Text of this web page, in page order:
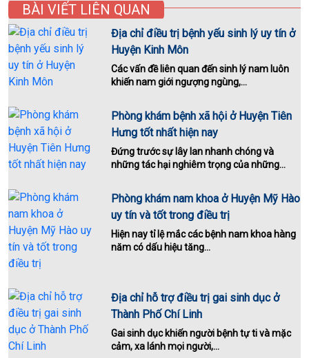
BÀI VIẾT LIÊN QUAN
Địa chỉ điều trị bệnh yếu sinh lý uy tín ở
Huyện Kinh Môn
Các vấn đề liên quan đến sinh lý nam luôn
khiến nam giới ngượng ngùng,...
Phòng khám bệnh xã hội ở Huyện Tiên
Hưng tốt nhất hiện nay
Đứng trước sự lây lan nhanh chóng và
những tác hại nghiêm trọng của những...
Phòng khám nam khoa ở Huyện Mỹ Hào
uy tín và tốt trong điều trị
Hiện nay tỉ lệ mắc các bệnh nam khoa hàng
năm có dấu hiệu tăng...
Địa chỉ hỗ trợ điều trị gai sinh dục ở
Thành Phố Chí Linh
Gai sinh dục khiến người bệnh tự ti và mặc
cảm, xa lánh mọi người,...